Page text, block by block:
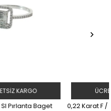
0,22 Karat F / SI Pırlanta Baget
ÜCRETSIZ KARGO